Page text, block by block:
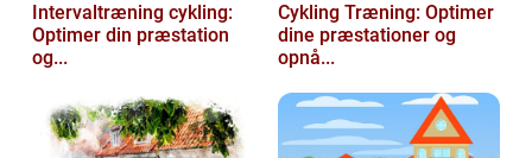
Intervaltræning cykling:
Optimer din præstation
og...
Cykling Træning: Optimer
dine præstationer og
opnå...